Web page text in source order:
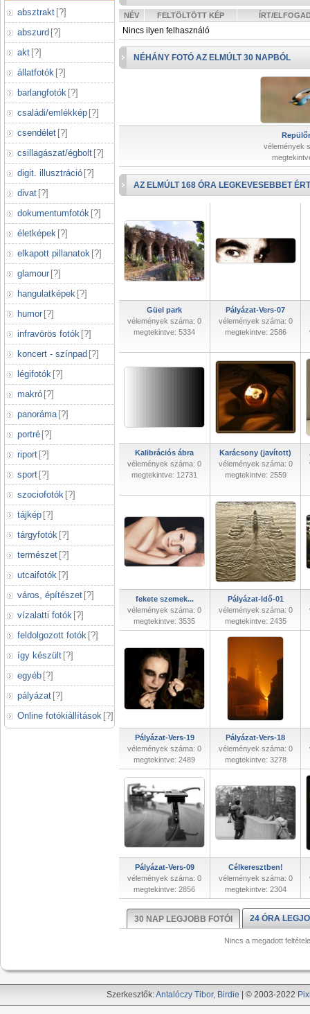
absztrakt [?]
abszurd [?]
akt [?]
állatfotók [?]
barlangfotók [?]
családi/emlékkép [?]
csendélet [?]
csillagászat/égbolt [?]
digit. illusztráció [?]
divat [?]
dokumentumfotók [?]
életképek [?]
elkapott pillanatok [?]
glamour [?]
hangulatképek [?]
humor [?]
infravörös fotók [?]
koncert - színpad [?]
légifotók [?]
makró [?]
panoráma [?]
portré [?]
riport [?]
sport [?]
szociofotók [?]
tájkép [?]
tárgyfotók [?]
természet [?]
utcaifotók [?]
város, építészet [?]
vízalatti fotók [?]
feldolgozott fotók [?]
így készült [?]
egyéb [?]
pályázat [?]
Online fotókiállítások [?]
NÉV FELTÖLTÖTT KÉP ÍRT/
Nincs ilyen felhasználó
NÉHÁNY FOTÓ AZ ELMÚLT 30 NAPBÓL
vélemények
AZ ELMÚLT 168 ÓRA LEGKEVESEBBET
Güel park
vélemények száma: 0
megtekintve: 5334
Pályázat-Vers-07
vélemények száma: 0
megtekintve: 2586
Kalibrációs ábra
vélemények száma: 0
megtekintve: 12731
Karácsony (javított)
vélemények száma: 0
megtekintve: 2559
fekete szemek...
vélemények száma: 0
megtekintve: 3535
Pályázat-Idő-01
vélemények száma: 0
megtekintve: 2435
Pályázat-Vers-19
vélemények száma: 0
megtekintve: 2489
Pályázat-Vers-18
vélemények száma: 0
megtekintve: 3278
Pályázat-Vers-09
vélemények száma: 0
megtekintve: 2856
Célkeresztben!
vélemények száma: 0
megtekintve: 2304
30 NAP LEGJOBB FOTÓI 24 ÓRA
Nincs a megadott
Szerkesztők:Antalóczy Tibor, Birdie | © 2003-2022